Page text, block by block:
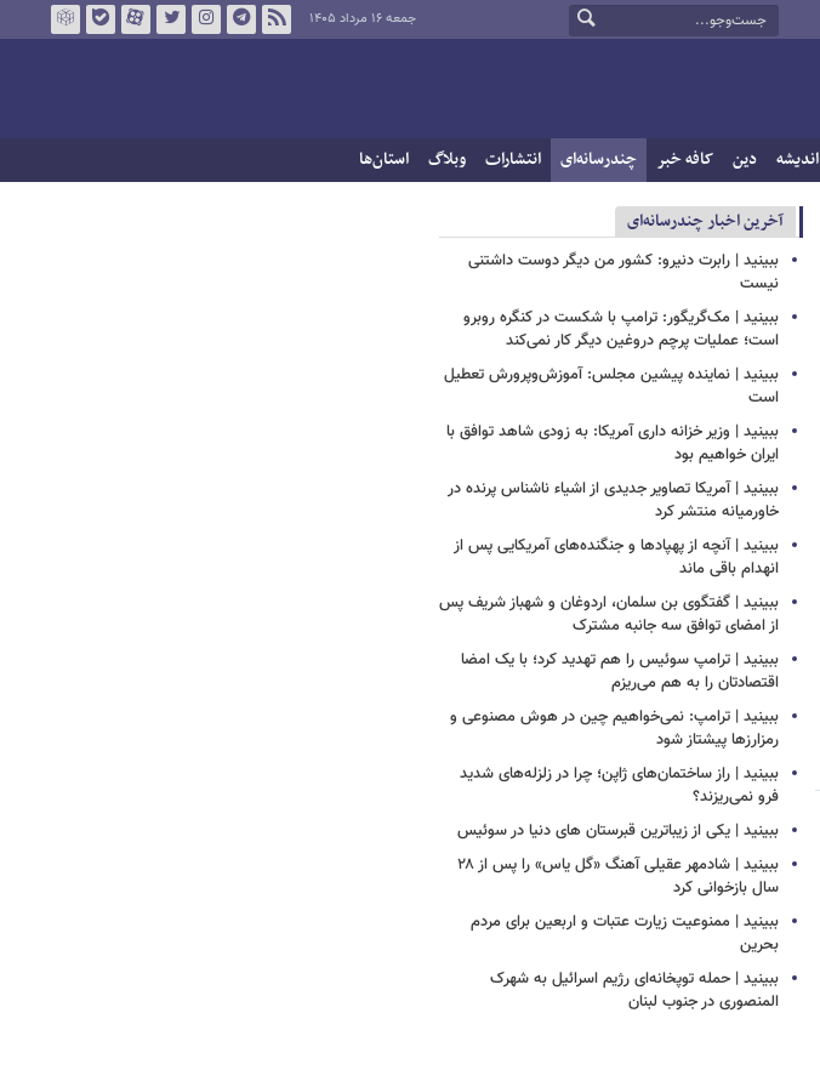
جمعه ۱۶ مرداد ۱۴۰۵
اندیشه دین کافه خبر چندرسانه‌ای انتشارات وبلاگ استان‌ها
آخرین اخبار چندرسانه‌ای
ببینید | رابرت دنیرو: کشور من دیگر دوست داشتنی
نیست
ببینید | مک‌گریگور: ترامپ با شکست در کنگره روبرو
است؛ عملیات پرچم دروغین دیگر کار نمی‌کند
ببینید | نماینده پیشین مجلس: آموزش‌وپرورش تعطیل
است
ببینید | وزیر خزانه داری آمریکا: به زودی شاهد توافق با
ایران خواهیم بود
ببینید | آمریکا تصاویر جدیدی از اشیاء ناشناس پرنده در
خاورمیانه منتشر کرد
ببینید | آنچه از پهپادها و جنگنده‌های آمریکایی پس از
انهدام باقی ماند
ببینید | گفتگوی بن سلمان، اردوغان و شهباز شریف پس
از امضای توافق سه جانبه مشترک
ببینید | ترامپ سوئیس را هم تهدید کرد؛ با یک امضا
اقتصادتان را به هم می‌ریزم
ببینید | ترامپ: نمی‌خواهیم چین در هوش مصنوعی و
رمزارزها پیشتاز شود
ببینید | راز ساختمان‌های ژاپن؛ چرا در زلزله‌های شدید
فرو نمی‌ریزند؟
ببینید | یکی از زیباترین قبرستان های دنیا در سوئیس
ببینید | شادمهر عقیلی آهنگ «گل یاس» را پس از ۲۸
سال بازخوانی کرد
ببینید | ممنوعیت زیارت عتبات و اربعین برای مردم
بحرین
ببینید | حمله توپخانه‌ای رژیم اسرائیل به شهرک
المنصوری در جنوب لبنان